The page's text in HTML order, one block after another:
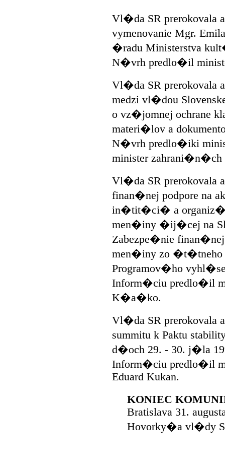
Vl�da SR prerokovala
vymenovanie Mgr.
�radu Ministerstva
N�vrh predlo�il
Vl�da SR prerokovala
medzi vl�dou
o vz�jomnej ochrane
materi�lov a
N�vrh predlo�iki
minister zahrani�n�ch
Vl�da SR prerokovala
finan�nej podpore na
in�tit�ci� a
men�iny �ij�cej na
Zabezpe�nie
men�iny zo �t�tneho
Programov�ho
Inform�ciu predlo�il
K�a�ko.
Vl�da SR prerokovala
summitu k Paktu
d�och 29. - 30. j�la
Inform�ciu predlo�il
Eduard Kukan.
KONIEC
Bratislava 31.
Hovorky�a vl�dy